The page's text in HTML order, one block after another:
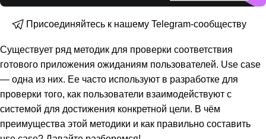
Присоединяйтесь к нашему Telegram-сообществу
Существует ряд методик для проверки соответствия
готового приложения ожиданиям пользователей. Use case
— одна из них. Ее часто используют в разработке для
проверки того, как пользователи взаимодействуют с
системой для достижения конкретной цели. В чём
преимущества этой методики и как правильно составить